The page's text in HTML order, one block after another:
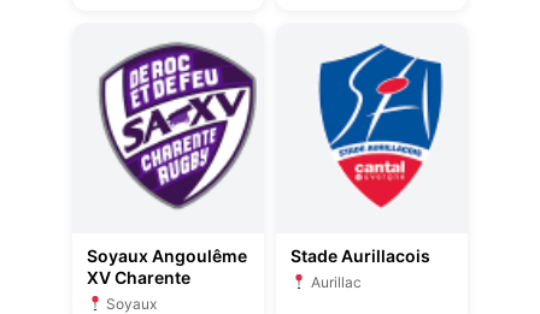
Soyaux Angoulême
XV Charente
Soyaux
Stade Aurillacois
Aurillac